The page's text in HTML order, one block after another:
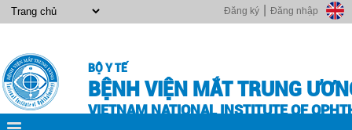
Đăng nhập
Đăng ký
BỘ Y TẾ
BỆNH VIỆN MẮT TRUNG
VIETNAM NATIONAL INSTITUTE OF